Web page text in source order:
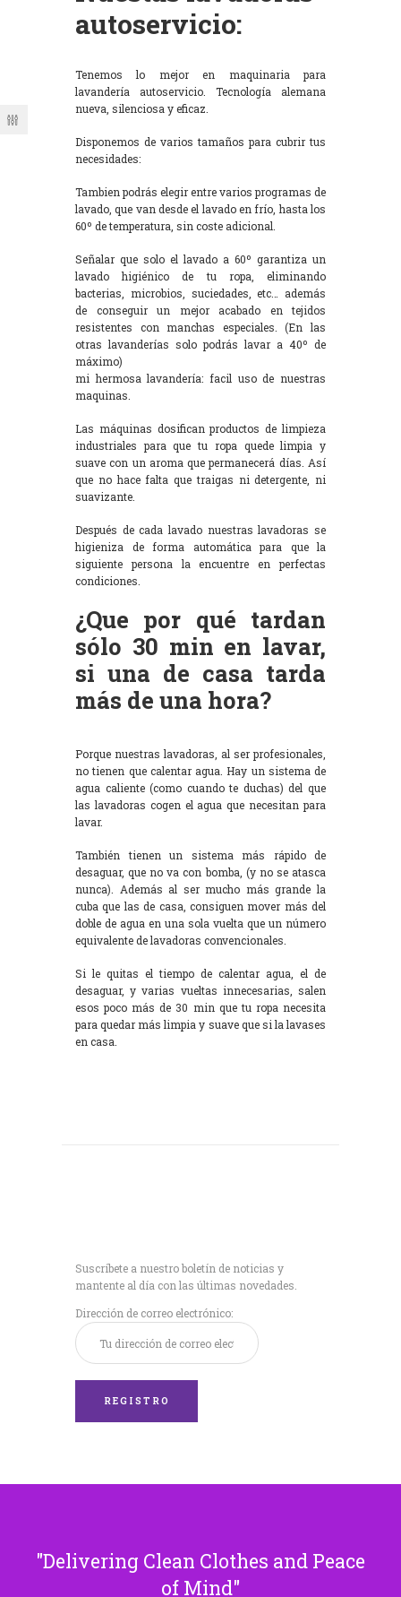
autoservicio:
Tenemos lo mejor en maquinaria para
lavandería autoservicio. Tecnología alemana
nueva, silenciosa y eficaz.
Disponemos de varios tamaños para cubrir tus
necesidades:
Tambien podrás elegir entre varios programas de
lavado, que van desde el lavado en frío, hasta los
60º de temperatura, sin coste adicional.
Señalar que solo el lavado a 60º garantiza un
lavado higiénico de tu ropa, eliminando
bacterias, microbios, suciedades, etc… además
de conseguir un mejor acabado en tejidos
resistentes con manchas especiales. (En las
otras lavanderías solo podrás lavar a 40º de
máximo)
mi hermosa lavandería: facil uso de nuestras
maquinas.
Las máquinas dosifican productos de limpieza
industriales para que tu ropa quede limpia y
suave con un aroma que permanecerá días. Así
que no hace falta que traigas ni detergente, ni
suavizante.
Después de cada lavado nuestras lavadoras se
higieniza de forma automática para que la
siguiente persona la encuentre en perfectas
condiciones.
¿Que por qué tardan
sólo 30 min en lavar,
si una de casa tarda
más de una hora?
Porque nuestras lavadoras, al ser profesionales,
no tienen que calentar agua. Hay un sistema de
agua caliente (como cuando te duchas) del que
las lavadoras cogen el agua que necesitan para
lavar.
También tienen un sistema más rápido de
desaguar, que no va con bomba, (y no se atasca
nunca). Además al ser mucho más grande la
cuba que las de casa, consiguen mover más del
doble de agua en una sola vuelta que un número
equivalente de lavadoras convencionales.
Si le quitas el tiempo de calentar agua, el de
desaguar, y varias vueltas innecesarias, salen
esos poco más de 30 min que tu ropa necesita
para quedar más limpia y suave que si la lavases
en casa.
Suscríbete a nuestro boletín de noticias y
mantente al día con las últimas novedades.
Dirección de correo electrónico:
Delivering Clean Clothes and Peace
of Mind